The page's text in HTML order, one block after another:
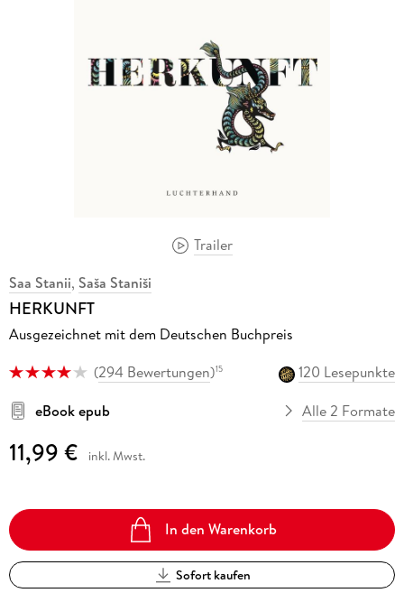
Trailer
Saa Stanii, Saša Staniši
HERKUNFT
Ausgezeichnet mit dem Deutschen Buchpreis
(294 Bewertungen)15
120 Lesepunkte
eBook epub
Alle 2 Formate
11,99 € inkl. Mwst.
In den Warenkorb
Sofort kaufen